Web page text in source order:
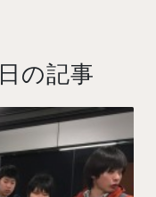
日の記事